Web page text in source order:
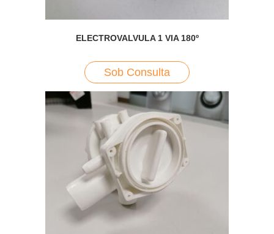
ELECTROVALVULA 1 VIA 180º
Sob Consulta